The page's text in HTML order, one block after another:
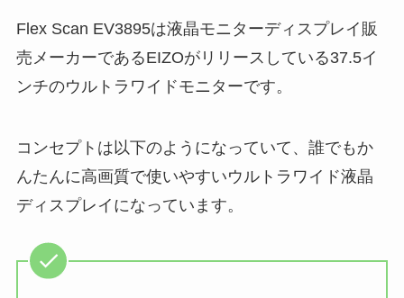
Flex Scan EV3895は液晶モニターディスプレイ販
売メーカーであるEIZOがリリースしている37.5イ
ンチのウルトラワイドモニターです。
コンセプトは以下のようになっていて、誰でもか
んたんに高画質で使いやすいウルトラワイド液晶
ディスプレイになっています。